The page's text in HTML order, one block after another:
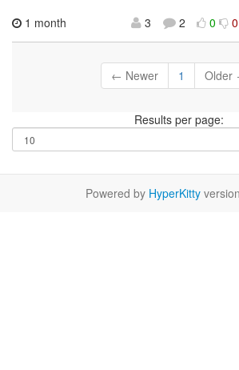
1 month
3 2 0 0
← Newer 1 Older
Results per page:
Powered by HyperKitty